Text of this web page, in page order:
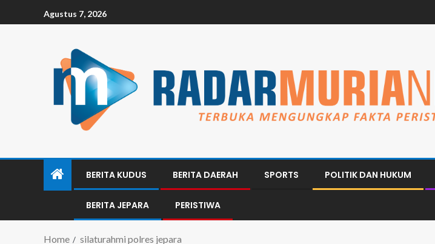
Agustus 7, 2026
BERITA KUDUS BERITA DAERAH SPORTS POLITIK DAN HUKUM
BERITA JEPARA PERISTIWA
Home silaturahmi polres jepara